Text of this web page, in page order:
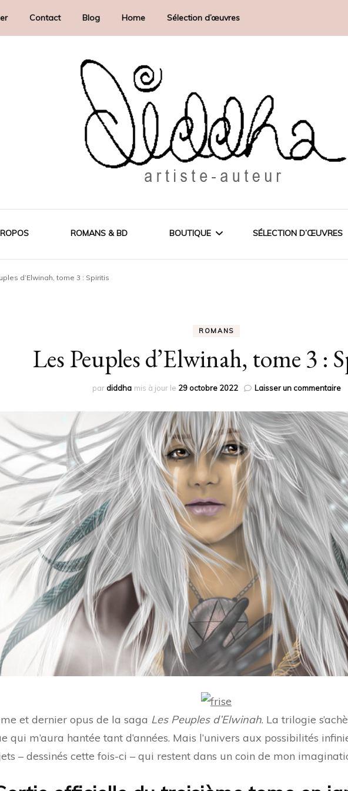
Contact Blog Home Sélection d’œuvres
ROMANS & BD BOUTIQUE SÉLECTION D’ŒUVRES
d’Elwinah, tome 3 : Spiritis
ROMANS
Les Peuples d’Elwinah, tome 3 :
par diddha mis à jour le 29 octobre 2022 Laisser un commentairesur
3
:
et dernier opus de la saga Les Peuples d’Elwinah. La trilogie
qui m’aura hantée tant d’années. Mais l’univers aux possibilités
– dessinés cette fois-ci – qui restent dans un coin de mon